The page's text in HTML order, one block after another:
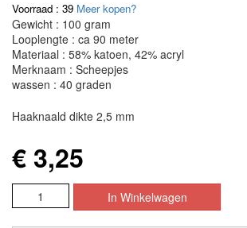
Voorraad : 39 Meer kopen?
Gewicht : 100 gram
Looplengte : ca 90 meter
Materiaal : 58% katoen, 42% acryl
Merknaam : Scheepjes
wassen : 40 graden
Haaknaald dikte 2,5 mm
€ 3,25